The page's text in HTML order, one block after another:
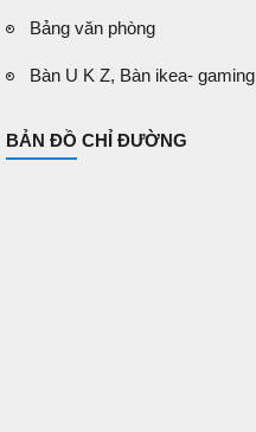
Bảng văn phòng
Bàn U K Z, Bàn ikea- gaming
BẢN ĐỒ CHỈ ĐƯỜNG